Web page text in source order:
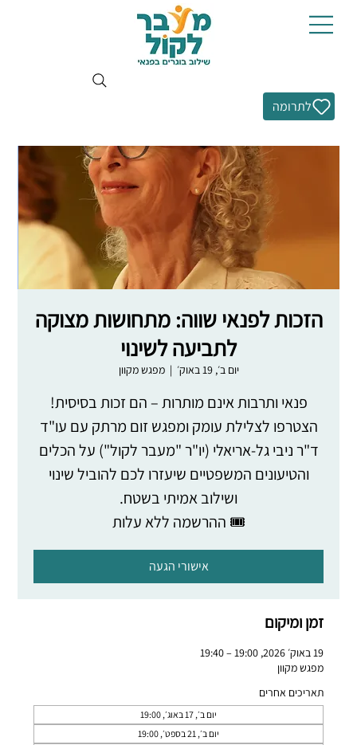
לתרומה
הזכות לפנאי שווה: מתחושות מצוקה
לתביעה לשינוי
יום ב׳, 19 באוק׳
  |
מפגש מקוון
הצטרפו לצלילת עומק ומפגש זום מרתק עם עו"ד
ד"ר ניבי גל-אריאלי (יו"ר "מעבר לקול") על הכלים
והטיעונים המשפטיים שיעזרו לכם להוביל שינוי
🎟️ ההרשמה ללא עלות
אישורי הגעה
זמן ומיקום
19 באוק׳ 2026, 19:00 – 19:40
מפגש מקוון
תאריכים אחרים
יום ב׳, 17 באוג׳, 19:00
יום ב׳, 21 בספט׳, 19:00